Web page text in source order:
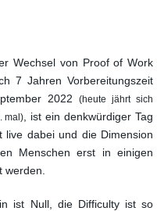
Wechsel von Proof of Work
7 Jahren Vorbereitungszeit
2022 (heute jährt sich
mal)
ist ein denkwürdiger Tag
live dabei und die Dimension
Menschen erst in einigen
ist Null, die Difficulty ist so